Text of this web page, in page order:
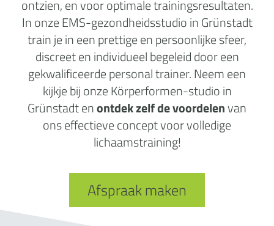
ontzien, en voor optimale trainingsresultaten.
In onze EMS-gezondheidsstudio in Grünstadt
train je in een prettige en persoonlijke sfeer,
discreet en individueel begeleid door een
gekwalificeerde personal trainer. Neem een
kijkje bij onze Körperformen-studio in
Grünstadt enontdek zelf de voordelenvan
ons effectieve concept voor volledige
lichaamstraining!
Afspraak maken